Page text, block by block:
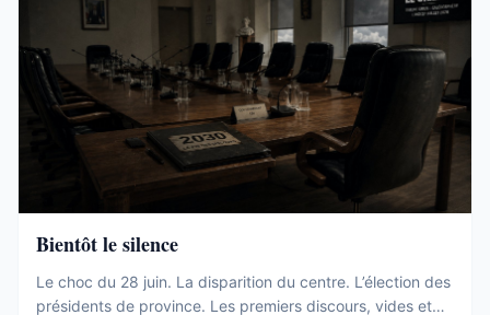
Bientôt le silence
Le choc du 28 juin. La disparition du centre. L’élection des
présidents de province. Les premiers discours, vides et